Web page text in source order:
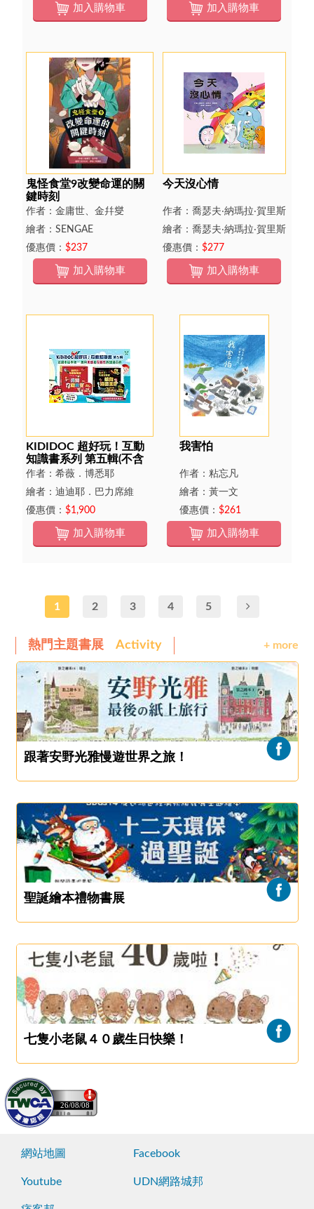
加入購物車 加入購物車
鬼怪食堂9改變命運的關
鍵時刻
作者：金庸世、金幷燮
繪者：SENGAE
優惠價：$237
加入購物車
今天沒心情
作者：喬瑟夫‧納瑪拉‧賀里斯
繪者：喬瑟夫‧納瑪拉‧賀里斯
優惠價： $277
加入購物車
KIDIDOC 超好玩！互動
知識書系列 第五輯(不含
點讀筆)
作者：希薇．博悉耶
繪者：迪迪耶．巴力席維
優惠價：$1,900
加入購物車
我害怕
作者：粘忘凡
繪者：黃一文
優惠價： $261
加入購物車
1 2 3 4 5
熱門主題書展 Activity + more
跟著安野光雅慢遊世界之旅！
聖誕繪本禮物書展
七隻小老鼠４０歲生日快樂！
26/08/08
網站地圖 Facebook
Youtube UDN網路城邦